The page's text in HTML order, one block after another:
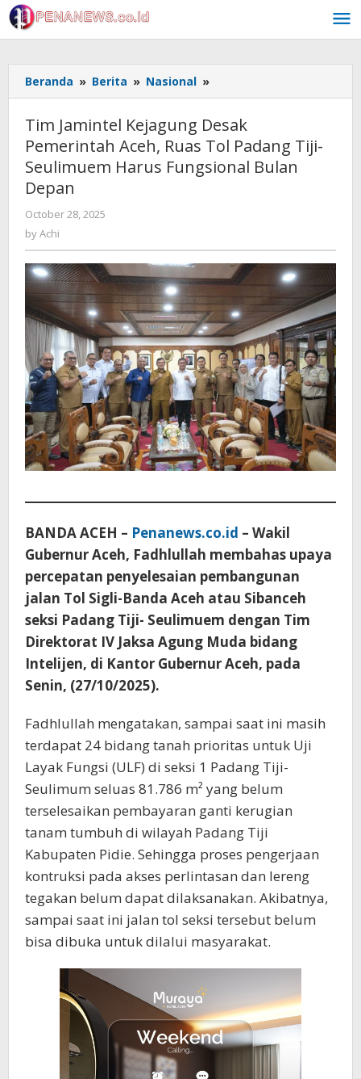
Skip
to
content
Beranda » Berita » Nasional »
Jamintel
Desak
Pemerintah
Aceh,
Seulimuem
Harus
Fungsional
Bulan
Depan
Tim Jamintel Kejagung Desak
Pemerintah Aceh, Ruas Tol Padang Tiji-
Seulimuem Harus Fungsional Bulan
Depan
October 28, 2025
byAchi
BANDA ACEH – Penanews.co.id – Wakil
Gubernur Aceh, Fadhlullah membahas upaya
percepatan penyelesaian pembangunan
jalan Tol Sigli-Banda Aceh atau Sibanceh
seksi Padang Tiji- Seulimuem dengan Tim
Direktorat IV Jaksa Agung Muda bidang
Intelijen, di Kantor Gubernur Aceh, pada
Senin, (27/10/2025).
Fadhlullah mengatakan, sampai saat ini masih
terdapat 24 bidang tanah prioritas untuk Uji
Layak Fungsi (ULF) di seksi 1 Padang Tiji-
Seulimum seluas 81.786 m² yang belum
terselesaikan pembayaran ganti kerugian
tanam tumbuh di wilayah Padang Tiji
Kabupaten Pidie. Sehingga proses pengerjaan
kontruksi pada akses perlintasan dan lereng
tegakan belum dapat dilaksanakan. Akibatnya,
sampai saat ini jalan tol seksi tersebut belum
bisa dibuka untuk dilalui masyarakat.